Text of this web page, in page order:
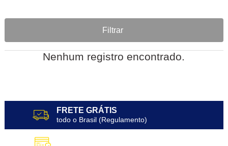
Filtrar
Nenhum registro encontrado.
FRETE GRÁTIS
todo o Brasil (Regulamento)